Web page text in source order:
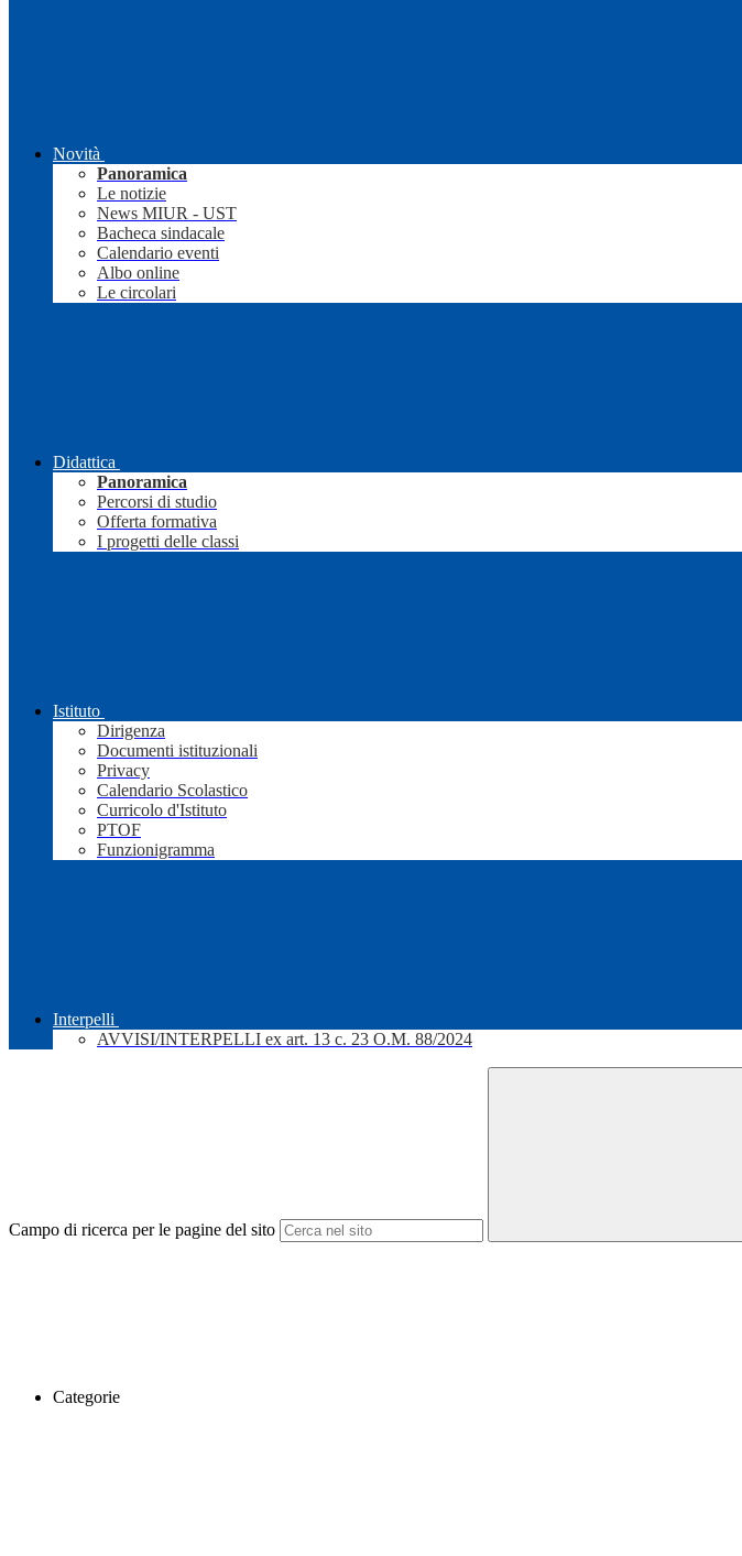
Novità
Panoramica
Le notizie
News MIUR - UST
Bacheca sindacale
Calendario eventi
Albo online
Le circolari
Didattica
Panoramica
Percorsi di studio
Offerta formativa
I progetti delle classi
Istituto
Dirigenza
Documenti istituzionali
Privacy
Calendario Scolastico
Curricolo d'Istituto
PTOF
Funzionigramma
Interpelli
AVVISI/INTERPELLI ex art. 13 c. 23 O.M. 88/2024
Campo di ricerca per le pagine del sito
Categorie